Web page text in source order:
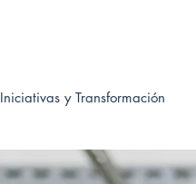
Iniciativas y Transformación